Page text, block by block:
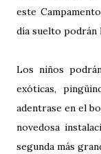
este
día suelto podrán
Los niños
exóticas,
adentrase en el
novedosa
segunda más